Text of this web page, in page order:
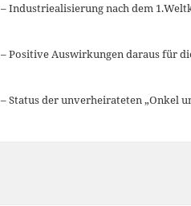
– Industriealisierung nach dem
– Positive Auswirkungen daraus für
– Status der unverheirateten „Onkel